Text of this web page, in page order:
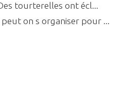
tourterelles ont écl...
on s organiser pour ...